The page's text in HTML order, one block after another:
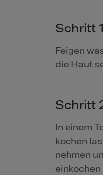
Schritt 1
Feigen
die Haut
Schritt
In einem
kochen
nehmen
einkochen